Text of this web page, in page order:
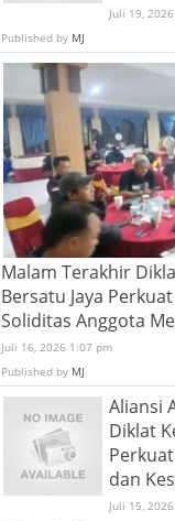
Juli 19,
Published by MJ
Malam Terakhir
Bersatu Jaya
Soliditas Anggota
Juli 16, 2026 1:07 pm
Published by MJ
Aliansi
Diklat
dan
Juli 15,